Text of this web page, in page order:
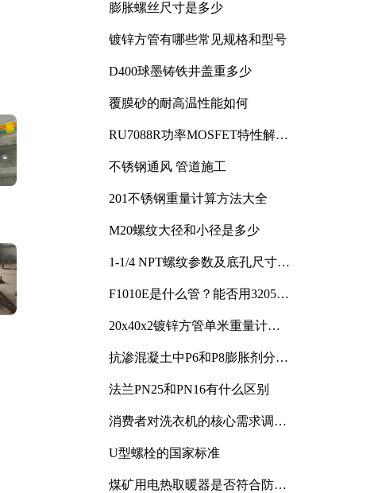
膨胀螺丝尺寸是多少
镀锌方管有哪些常见规格和型号
D400球墨铸铁井盖重多少
覆膜砂的耐高温性能如何
RU7088R功率MOSFET特性解析
不锈钢通风 管道施工
201不锈钢重量计算方法大全
M20螺纹大径和小径是多少
1-1/4 NPT螺纹参数及底孔尺寸详
F1010E是什么管？能否用3205或
20x40x2镀锌方管单米重量计算
抗渗混凝土中P6和P8膨胀剂分别
法兰PN25和PN16有什么区别
消费者对洗衣机的核心需求调研
U型螺栓的国家标准
煤矿用电热取暖器是否符合防爆